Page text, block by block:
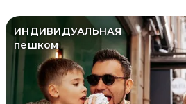
ИНДИВИДУАЛЬНАЯ
пешком